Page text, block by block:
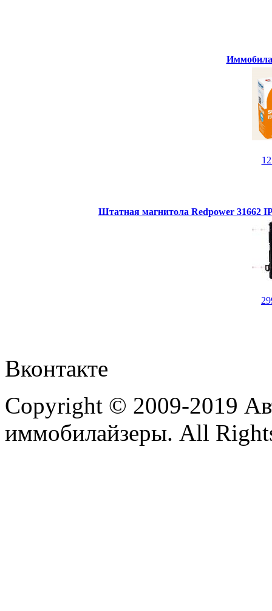
Штатная магнитола Redpower 31662
Вконтакте
Copyright © 2009-2019
иммобилайзеры. All